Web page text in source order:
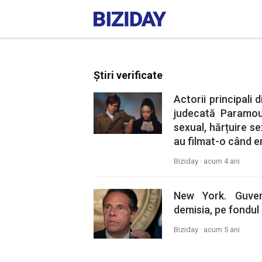
Știri verificate
Actorii principali
judecată
sexual, hărțuire
au filmat-o când
Biziday · acum 4 ani
New York.
demisia, pe
Biziday · acum 5 ani